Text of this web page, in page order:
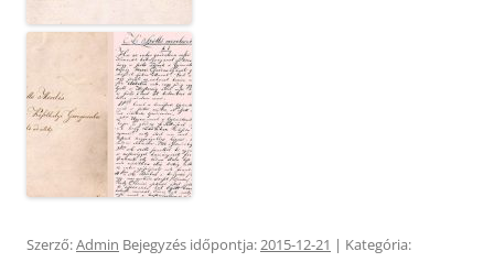
Szerző:Admin Bejegyzés időpontja:2015-12-21 | Kategória: